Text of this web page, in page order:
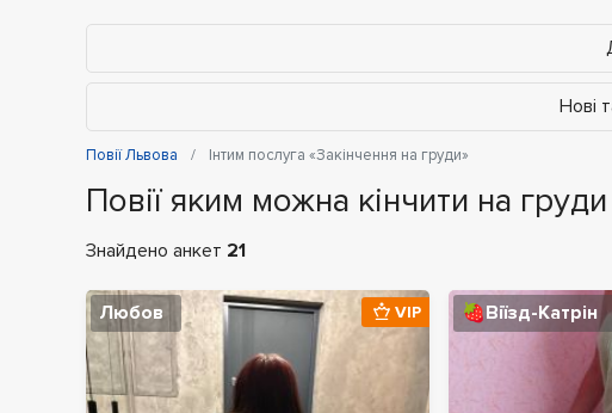
Нові
Повії Львова Інтим послуга «Закінчення на груди»
Повії яким можна кінчити на груди
Знайдено анкет 21
Любов VIP 🍓Віїзд-Катрін